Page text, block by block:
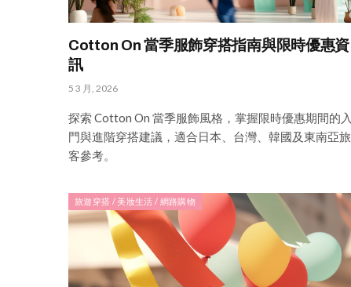
Cotton On 當季服飾穿搭指南與限時優惠資
訊
5 3 月, 2026
探索 Cotton On 當季服飾風格，掌握限時優惠期間的入
門與進階穿搭建議，適合日本、台灣、韓國及東南亞旅
客參考。
旅遊穿搭 / 美妝生活 / 網路購物